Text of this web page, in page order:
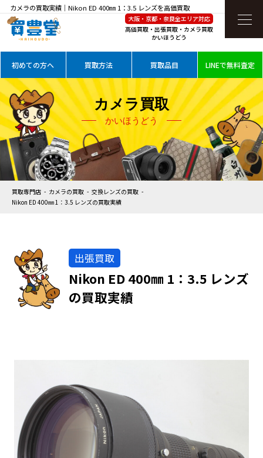
カメラの買取実績｜Nikon ED 400㎜ 1：3.5 レンズを高価買取
大阪・京都・奈良全エリア対応
高価買取・出張買取・カメラ買取
かいほうどう
初めての方へ 買取方法 買取品目 LINEで無料査定
カメラ買取
かいほうどう
買取専門店 カメラの買取
交換レンズの買取
Nikon ED 400㎜ 1：3.5 レンズの買取実績
出張買取
Nikon ED 400㎜ 1：3.5 レンズ
の買取実績